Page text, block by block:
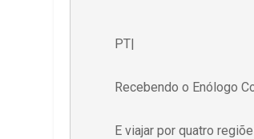
PT|
Recebendo o Enólogo
E viajar por quatro